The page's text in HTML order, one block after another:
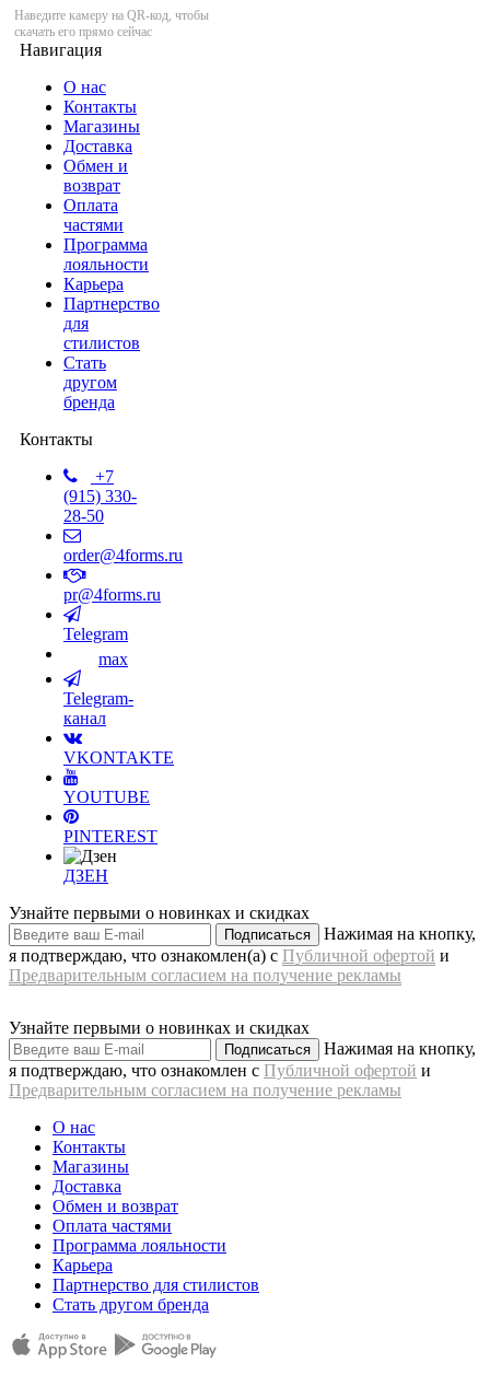
Наведите камеру на QR-код, чтобы
скачать его прямо сейчас
Навигация
О нас
Контакты
Магазины
Доставка
Обмен и
возврат
Оплата
частями
Программа
лояльности
Карьера
Партнерство
для
стилистов
Стать
другом
бренда
Контакты
+7
(915) 330-
28-50
order@4forms.ru
pr@4forms.ru
Telegram
max
Telegram-
канал
VKONTAKTE
YOUTUBE
PINTEREST
ДЗЕН
Узнайте первыми о новинках и скидках
Подписаться
Нажимая на кнопку,
я подтверждаю, что ознакомлен(а) с Публичной офертой и
Предварительным согласием на получение рекламы
Узнайте первыми о новинках и скидках
Подписаться
Нажимая на кнопку,
я подтверждаю, что ознакомлен с Публичной офертой и
Предварительным согласием на получение рекламы
О нас
Контакты
Магазины
Доставка
Обмен и возврат
Оплата частями
Программа лояльности
Карьера
Партнерство для стилистов
Стать другом бренда